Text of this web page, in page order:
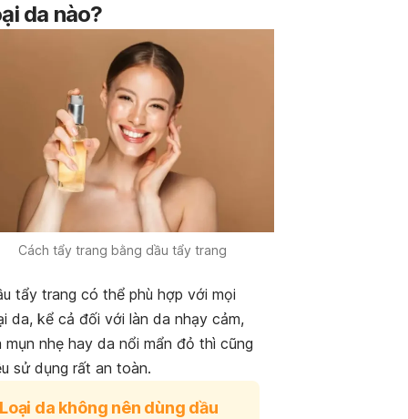
da nào?
Cách tẩy trang bằng dầu tẩy trang
tẩy trang có thể phù hợp với mọi
da, kể cả đối với làn da nhạy cảm,
mụn nhẹ hay da nổi mẩn đỏ thì cũng
sử dụng rất an toàn.
Loại da không nên dùng dầu